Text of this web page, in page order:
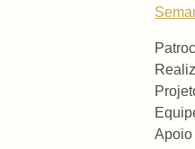
Apoio